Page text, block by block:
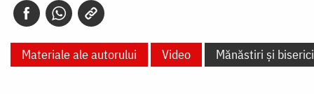
Materiale ale autorului Video Mănăstiri și biserici